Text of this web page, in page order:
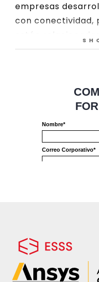
empresas
con conectividad,
están
vehículos
electromagnética
desarrollados
inalámbrica con
y con tecnología
CONTENIDO